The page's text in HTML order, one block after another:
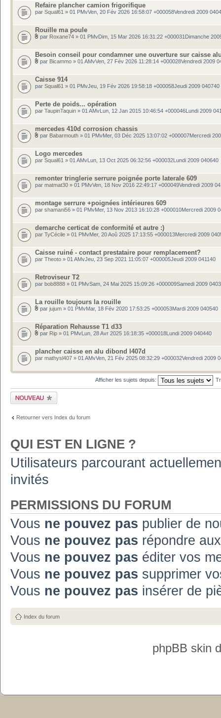
Refaire plancher camion frigorifique
par Squal61 » 01 PMvVen, 20 Fév 2026 16:58:07 +000058Vendredi 2009
Rouille ma poule
par Roxane74 » 01 PMvDim, 15 Mar 2026 16:31:22 +000031Dimanche
Besoin conseil pour condamner une ouverture sur caisse
par Bicammo » 01 AMvVen, 27 Fév 2026 11:28:14 +000028Vendredi 2009
Caisse 914
par Squal61 » 01 PMvJeu, 19 Fév 2026 19:58:18 +000058Jeudi 2009 040740
Perte de poids... opération
par TaupinTaquin » 01 AMvLun, 12 Jan 2015 10:46:54 +000046Lundi 2009
mercedes 410d corrosion chassis
par Babarmouth » 01 PMvMer, 03 Déc 2025 13:07:02 +000007Mercredi
Logo mercedes
par Squal61 » 01 AMvLun, 13 Oct 2025 06:32:56 +000032Lundi 2009 040640
remonter tringlerie serrure poignée porte laterale 609
par matmat30 » 01 PMvVen, 18 Nov 2016 22:49:17 +000049Vendredi 2009
montage serrure +poignées intérieures 609
par shamani56 » 01 PMvMer, 13 Nov 2013 16:10:28 +000010Mercredi 2009
demarche certicat de conformité et autre :)
par TyCécile » 01 PMvMer, 20 Aoû 2025 17:13:55 +000013Mercredi 2009
Caisse ruiné - contact prestataire pour remplacement?
par Theoto » 01 AMvJeu, 23 Sep 2021 11:05:07 +000005Jeudi 2009 041140
Retroviseur T2
par bob8888 » 01 PMvSam, 24 Mai 2025 15:09:26 +000009Samedi 2009
La rouille toujours la rouille
par jujum » 01 PMvMar, 18 Fév 2020 17:53:25 +000053Mardi 2009 040540
Réparation Rehausse T1 d33
par Rip » 01 PMvLun, 28 Avr 2025 16:18:35 +000018Lundi 2009 040440
plancher caisse en alu dibond l407d
par mathysl407 » 01 AMvVen, 21 Fév 2025 08:32:29 +000032Vendredi 2009
Afficher les sujets depuis:
Publier un nouveau
sujet
Retourner vers Index du forum
QUI EST EN LIGNE ?
Utilisateurs parcourant
invités
PERMISSIONS DU FORUM
Vous ne pouvez pas publier de
Vous ne pouvez pas répondre
Vous ne pouvez pas éditer vos
Vous ne pouvez pas supprimer
Vous ne pouvez pas insérer de
Index du forum
phpBB skin